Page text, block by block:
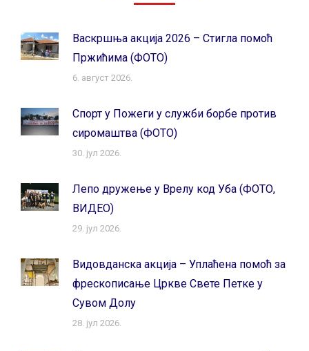
Васкршња акција 2026 – Стигла помоћ
Пржићима (ФОТО)
6. август 2026.
Спорт у Пожеги у служби борбе против
сиромаштва (ФОТО)
30. јул 2026.
Лепо дружење у Врелу код Уба (ФОТО,
ВИДЕО)
29. јул 2026.
Видовданска акција – Уплаћена помоћ за
фрескописање Цркве Свете Петке у
Сувом Долу
28. јул 2026.